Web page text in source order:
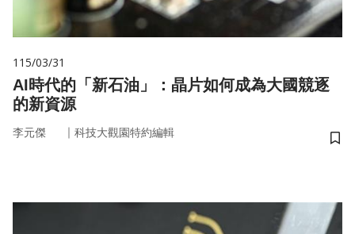
115/03/31
AI時代的「新石油」：晶片如何成為大國競逐
的新資源
李元傑 ｜ 科技大觀園特約編輯
儲